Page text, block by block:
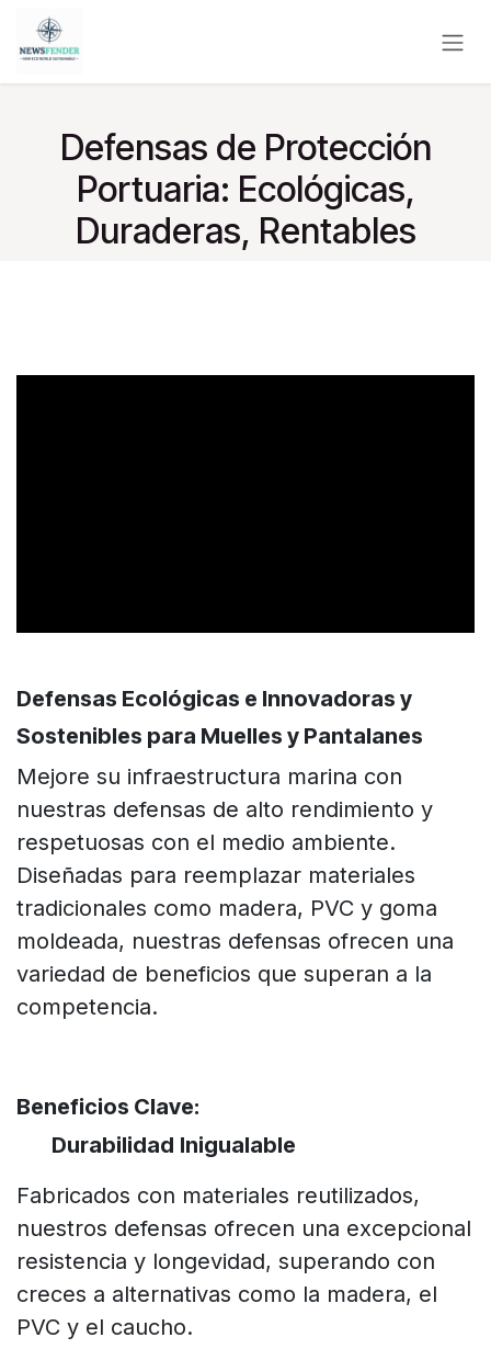
Ir al contenido
Defensas de Protección
Portuaria: Ecológicas,
Duraderas, Rentables
Defensas Ecológicas e Innovadoras y
Sostenibles para Muelles y Pantalanes
Mejore su infraestructura marina con
nuestras defensas de alto rendimiento y
respetuosas con el medio ambiente.
Diseñadas para reemplazar materiales
tradicionales como madera, PVC y goma
moldeada, nuestras defensas ofrecen una
variedad de beneficios que superan a la
competencia.
Beneficios Clave:
Durabilidad Inigualable
Fabricados con materiales reutilizados,
nuestros defensas ofrecen una excepcional
resistencia y longevidad, superando con
creces a alternativas como la madera, el
PVC y el caucho.